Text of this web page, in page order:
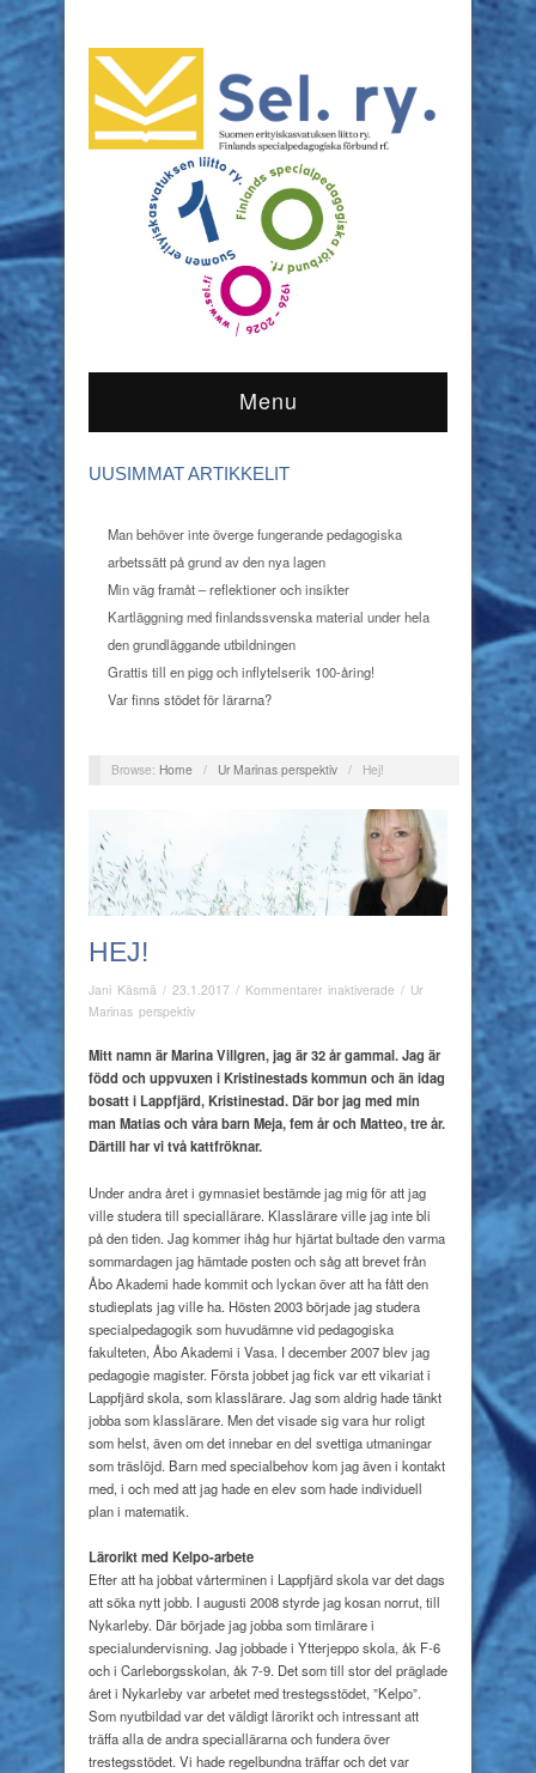
Menu
UUSIMMAT ARTIKKELIT
Man behöver inte överge fungerande pedagogiska
arbetssätt på grund av den nya lagen
Min väg framåt – reflektioner och insikter
Kartläggning med finlandssvenska material under hela
den grundläggande utbildningen
Grattis till en pigg och inflytelserik 100-åring!
Var finns stödet för lärarna?
Browse: Home / Ur Marinas perspektiv / Hej!
HEJ!
Jani Käsmä / 23.1.2017 / Kommentarer inaktiverade för/ Ur
Marinas perspektiv
Mitt namn är Marina Villgren, jag är 32 år gammal.Jag är
född och uppvuxen i Kristinestads kommun och än idag
bosatt i Lappfjärd, Kristinestad.Där bor jag med min
man Matias och våra barn Meja,fem år och Matteo, tre år.
Därtill har vi två kattfröknar.
Under andra året i gymnasiet bestämde jag mig för att jag
ville studera till speciallärare. Klasslärare ville jag inte bli
på den tiden. Jag kommer ihåg hur hjärtat bultade den varma
sommardagen jag hämtade posten och såg att brevet från
Åbo Akademi hade kommit och lyckan över att ha fått den
studieplats jag ville ha. Hösten 2003 började jag studera
specialpedagogik som huvudämne vid pedagogiska
fakulteten, Åbo Akademi i Vasa. I december 2007 blev jag
pedagogie magister. Första jobbet jag fick var ett vikariat i
Lappfjärd skola, som klasslärare. Jag som aldrig hade tänkt
jobba som klasslärare. Men det visade sig vara hur roligt
som helst, även om det innebar en del svettiga utmaningar
som träslöjd. Barn med specialbehov kom jag även i kontakt
med, i och med att jag hade en elev som hade individuell
plan i matematik.
Lärorikt med Kelpo-arbete
Efter att ha jobbat vårterminen i Lappfjärd skola var det dags
att söka nytt jobb. I augusti 2008 styrde jag kosan norrut, till
Nykarleby. Där började jag jobba som timlärare i
specialundervisning. Jag jobbade i Ytterjeppo skola, åk F-6
och i Carleborgsskolan, åk 7-9. Det som till stor del präglade
året i Nykarleby var arbetet med trestegsstödet, ”Kelpo”.
Som nyutbildad var det väldigt lärorikt och intressant att
träffa alla de andra speciallärarna och fundera över
trestegsstödet. Vi hade regelbundna träffar och det var